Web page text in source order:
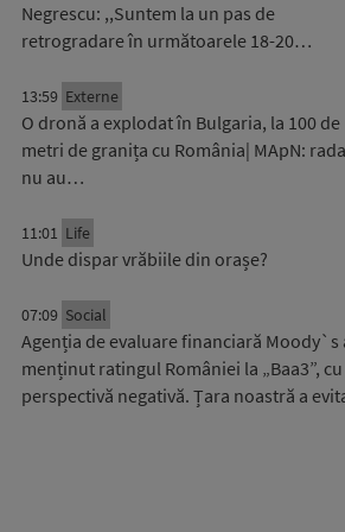
Negrescu: ,,Suntem la un pas de
retrogradare în următoarele 18-20…
13:59 Externe
O dronă a explodat în Bulgaria, la 100 de
metri de granița cu România| MApN:
nu au…
11:01 Life
Unde dispar vrăbiile din orașe?
07:09 Social
Agenția de evaluare financiară Moody`s
menținut ratingul României la „Baa3”, cu
perspectivă negativă. Țara noastră a